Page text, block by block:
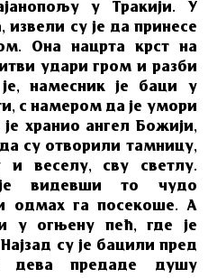
у Тракији. У
су је да принесе
Она нацрта крст на
удари гром и разби
намесник је баци у
с намером да је умори
хранио ангел Божији,
су отворили тамницу,
и веселу, сву светлу.
видевши то чудо
одмах га посекоше. А
у огњену пећ, где је
су је бацили пред
дева предаде душу